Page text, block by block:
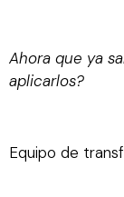
Ahora que ya
aplicarlos?
Equipo de